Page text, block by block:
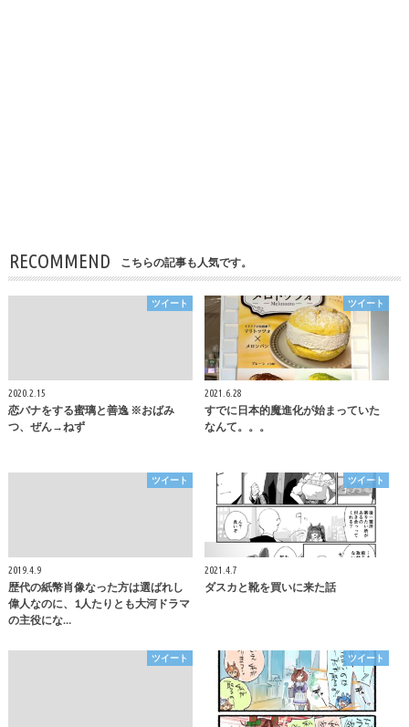
RECOMMEND こちらの記事も人気です。
ツイート
2020.2.15
恋バナをする蜜璃と善逸 ※おばみ
つ、ぜん→ねず
ツイート
2021.6.28
すでに日本的魔進化が始まっていた
なんて。。。
ツイート
2019.4.9
歴代の紙幣肖像なった方は選ばれし
偉人なのに、1人たりとも大河ドラマ
の主役にな…
ツイート
2021.4.7
ダスカと靴を買いに来た話
ツイート ツイート